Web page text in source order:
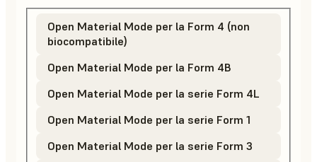
Open Material Mode per la Form 4 (non
biocompatibile)
Open Material Mode per la Form 4B
Open Material Mode per la serie Form 4L
Open Material Mode per la serie Form 1
Open Material Mode per la serie Form 3